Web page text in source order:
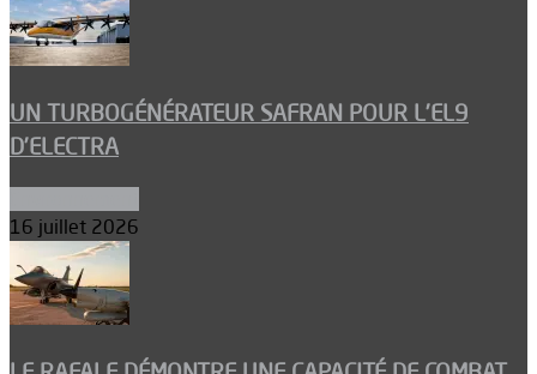
UN TURBOGÉNÉRATEUR SAFRAN POUR L’EL9
D’ELECTRA
16 juillet 2026